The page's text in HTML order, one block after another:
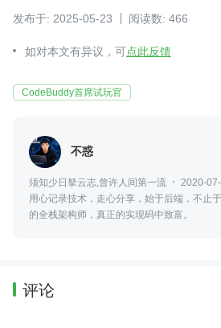
发布于: 2025-05-23 阅读数: 466
如对本文有异议，可点此反馈
CodeBuddy首席试玩官
不惑
须知少日拏云志,曾许人间第一流
2020-
用心记录技术，走心分享，始于后端，不止
的全栈架构师，真正的实现码中致富。
评论